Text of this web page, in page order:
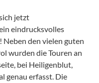
jetzt
eindrucksvolles
den vielen guten
wurden die Touren an
bei Heiligenblut,
genau erfasst. Die